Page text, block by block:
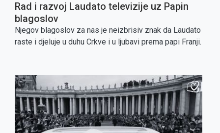
Rad i razvoj Laudato televizije uz Papin
blagoslov
Njegov blagoslov za nas je neizbrisiv znak da Laudato
raste i djeluje u duhu Crkve i u ljubavi prema papi Franji.